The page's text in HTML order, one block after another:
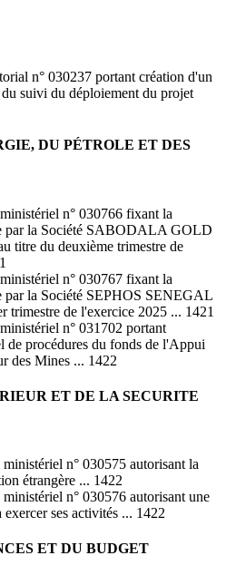
n° 030237 portant création d'un
suivi du déploiement du projet
DU PÉTROLE ET DES
n° 030766 fixant la
par la Société SABODALA GOLD
titre du deuxième trimestre de
n° 030767 fixant la
par la Société SEPHOS SENEGAL
trimestre de l'exercice 2025 ... 1421
n° 031702 portant
de procédures du fonds de l'Appui
des Mines ... 1422
ET DE LA SECURITE
n° 030575 autorisant la
étrangère ... 1422
n° 030576 autorisant une
exercer ses activités ... 1422
ET DU BUDGET